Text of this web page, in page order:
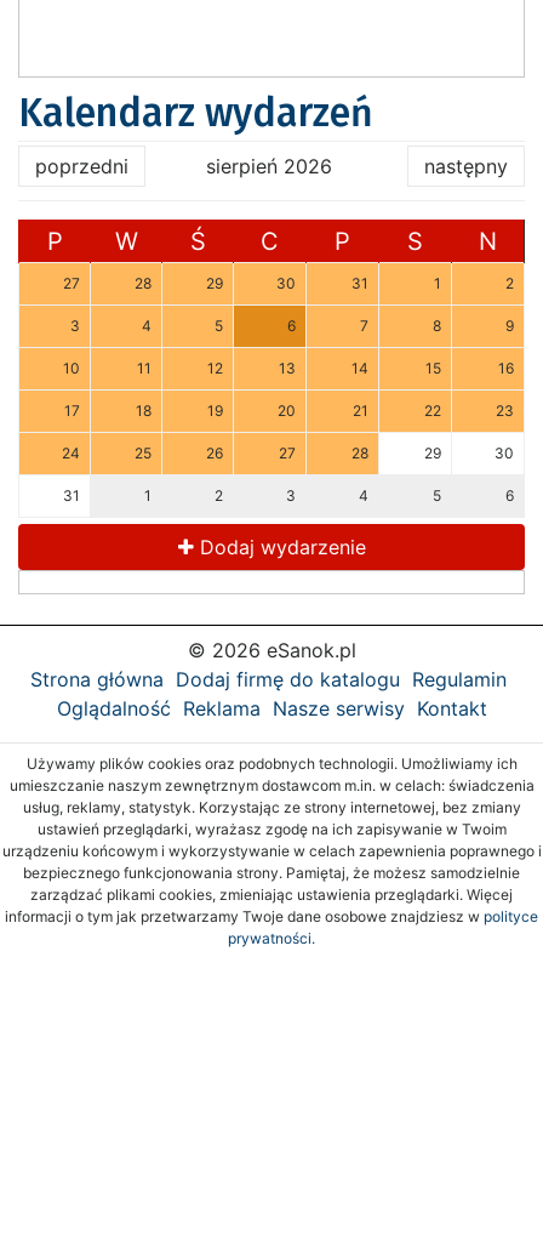
Kalendarz wydarzeń
poprzedni sierpień 2026 następny
P W Ś C P S N
27 28 29 30 31 1 2
3 4 5 6 7 8 9
10 11 12 13 14 15 16
17 18 19 20 21 22 23
24 25 26 27 28 29 30
31 1 2 3 4 5 6
Dodaj wydarzenie
© 2026 eSanok.pl
Strona główna Dodaj firmę do katalogu Regulamin
Oglądalność Reklama Nasze serwisy Kontakt
Używamy plików cookies oraz podobnych technologii. Umożliwiamy ich
umieszczanie naszym zewnętrznym dostawcom m.in. w celach: świadczenia
usług, reklamy, statystyk. Korzystając ze strony internetowej, bez zmiany
ustawień przeglądarki, wyrażasz zgodę na ich zapisywanie w Twoim
urządzeniu końcowym i wykorzystywanie w celach zapewnienia poprawnego i
bezpiecznego funkcjonowania strony. Pamiętaj, że możesz samodzielnie
zarządzać plikami cookies, zmieniając ustawienia przeglądarki. Więcej
informacji o tym jak przetwarzamy Twoje dane osobowe znajdziesz w polityce
prywatności.